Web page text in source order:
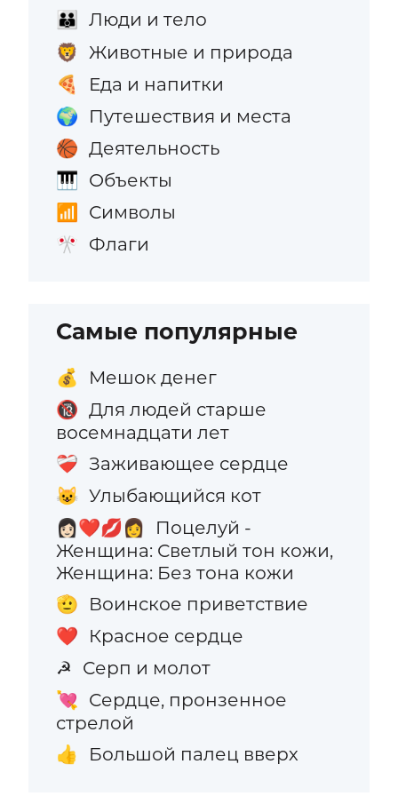
👪 Люди и тело
🦁 Животные и природа
🍕 Еда и напитки
🌍 Путешествия и места
🏀 Деятельность
🎹 Объекты
📶 Символы
🎌 Флаги
Самые популярные
💰 Мешок денег
🔞 Для людей старше
восемнадцати лет
❤️‍🩹 Заживающее сердце
😺 Улыбающийся кот
👩🏻‍❤️‍💋‍👩
Поцелуй -
Женщина: Светлый тон кожи,
Женщина: Без тона кожи
🫡 Воинское приветствие
❤️ Красное сердце
☭ Серп и молот
💘 Сердце, пронзенное
стрелой
👍 Большой палец вверх